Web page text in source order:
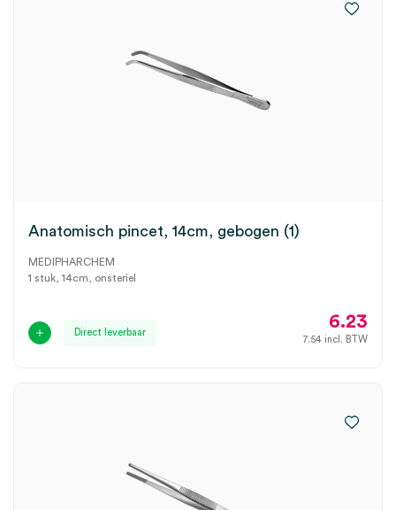
Anatomisch pincet, 14cm, gebogen (1)
MEDIPHARCHEM
1 stuk, 14cm, onsteriel
Direct leverbaar
6.23
7.54 incl. BTW